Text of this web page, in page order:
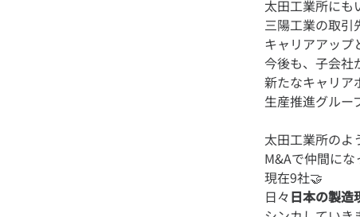
太田工業所にも
三陽工業の取引
キャリアアップ
今後も、子会社
新たなキャリア
太田工業所のよ
M&Aで仲間にな
現在9社🤝
日々日本の製造